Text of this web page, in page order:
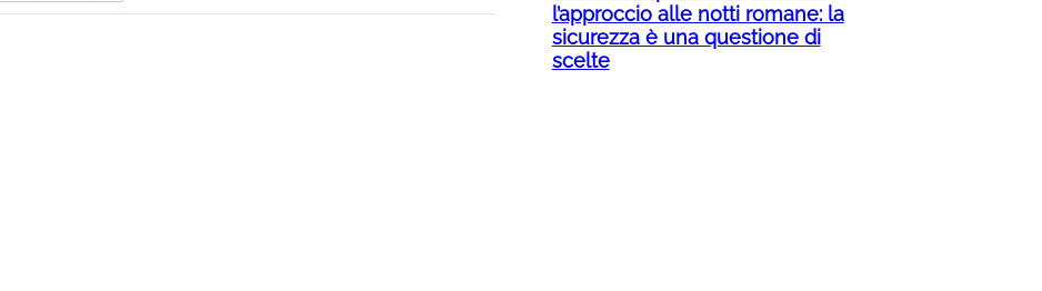
l’approccio alle notti romane: la
sicurezza è una questione di
scelte